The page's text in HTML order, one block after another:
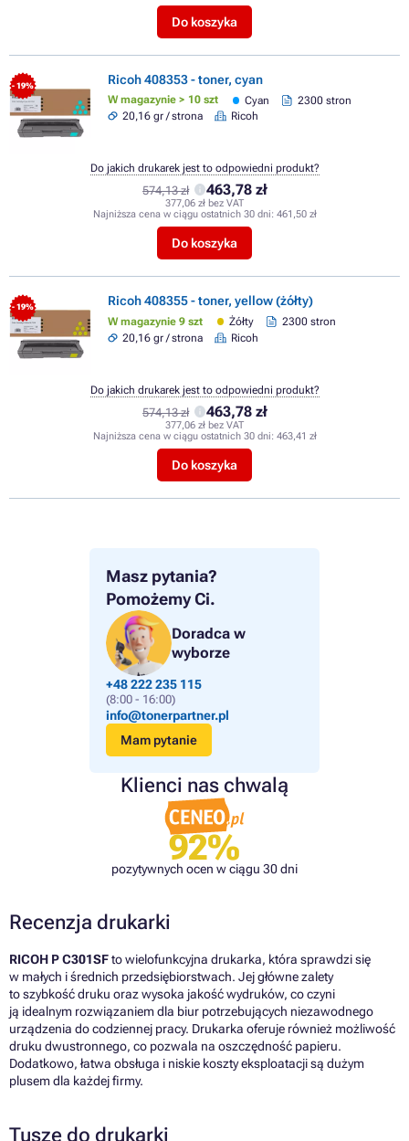
Masz pytania?
Pomożemy Ci.
Doradca w
wyborze
+48 222 235 115
(8:00 - 16:00)
info@tonerpartner.pl
Mam pytanie
Klienci nas chwalą
92%
pozytywnych ocen w ciągu 30 dni
Do koszyka
- 19% Ricoh 408353 - toner, cyan
W magazynie > 10 szt Cyan
2300 stron
20,16 gr / strona
Ricoh
574,13 zł 463,78 zł
377,06 zł bez VAT
Najniższa cena w ciągu ostatnich 30 dni: 461,50 zł
Do koszyka
Do jakich drukarek jest to odpowiedni produkt?
- 19% Ricoh 408355 - toner, yellow (żółty)
W magazynie 9 szt Żółty
2300 stron
20,16 gr / strona
Ricoh
574,13 zł 463,78 zł
377,06 zł bez VAT
Najniższa cena w ciągu ostatnich 30 dni: 463,41 zł
Do koszyka
Do jakich drukarek jest to odpowiedni produkt?
Recenzja drukarki
RICOH P C301SFto wielofunkcyjna drukarka, która sprawdzi się
w małych i średnich przedsiębiorstwach. Jej główne zalety
to szybkość druku oraz wysoka jakość wydruków, co czyni
ją idealnym rozwiązaniem dla biur potrzebujących niezawodnego
urządzenia do codziennej pracy. Drukarka oferuje również możliwość
druku dwustronnego, co pozwala na oszczędność papieru.
Dodatkowo, łatwa obsługa i niskie koszty eksploatacji są dużym
plusem dla każdej firmy.
Tusze do drukarki